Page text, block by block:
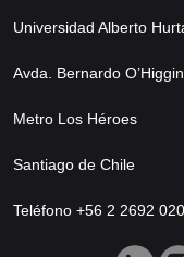
Universidad Alberto
Avda. Bernardo
Metro Los Héroes
Santiago de Chile
Teléfono +56 2 2692